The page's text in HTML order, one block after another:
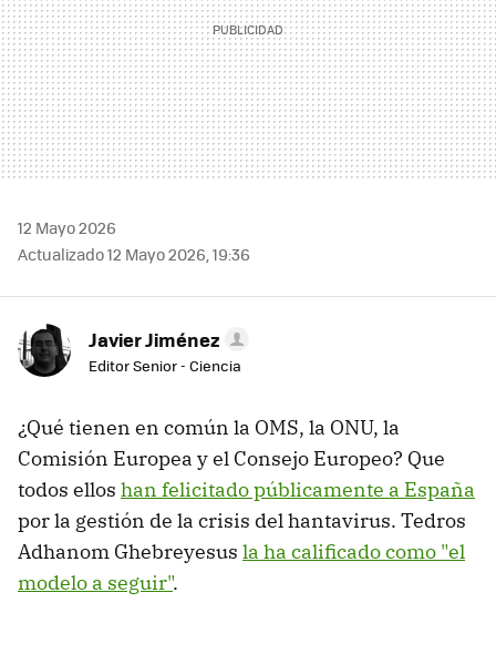
12 Mayo 2026
Actualizado 12 Mayo 2026, 19:36
Javier Jiménez
Editor Senior - Ciencia
¿Qué tienen en común la OMS, la ONU, la
Comisión Europea y el Consejo Europeo? Que
todos ellos han felicitado públicamente a España
por la gestión de la crisis del hantavirus. Tedros
Adhanom Ghebreyesus la ha calificado como "el
modelo a seguir".